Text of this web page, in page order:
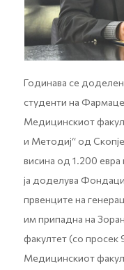
Годинава се
студенти на
Медицинскиот
и Методиј“ oд
висина од 1.200 евра
ја доделува
првенците на
им припадна на
факултет (со просек
Медицинскиот